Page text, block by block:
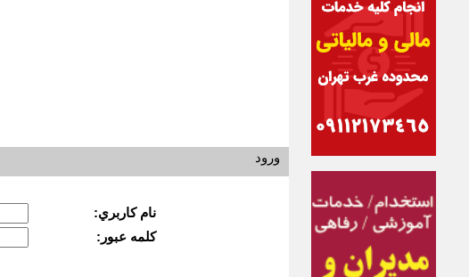
ورود
نام كاربري:
كلمه عبور: